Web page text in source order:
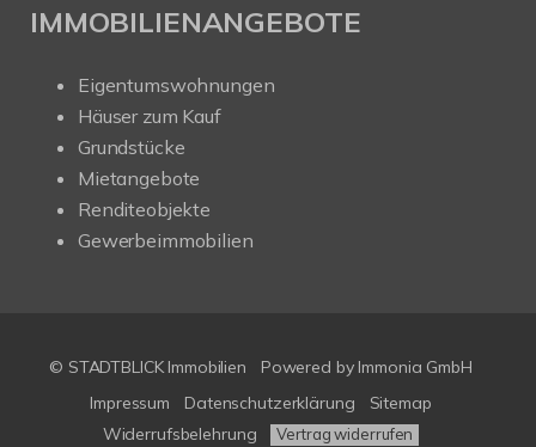
IMMOBILIENANGEBOTE
Eigentumswohnungen
Häuser zum Kauf
Grundstücke
Mietangebote
Renditeobjekte
Gewerbeimmobilien
© STADTBLICK Immobilien Powered by Immonia GmbH
Impressum
Datenschutzerklärung
Sitemap
Widerrufsbelehrung
Vertrag widerrufen